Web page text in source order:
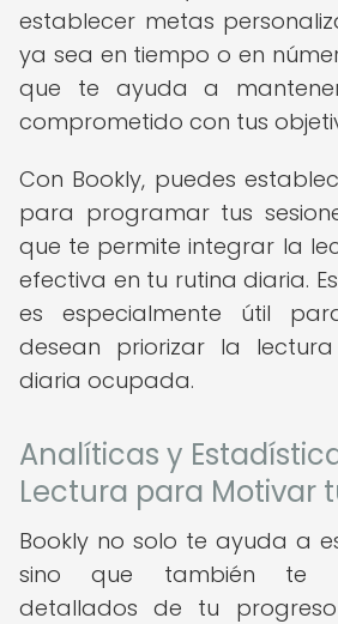
establecer metas
ya sea en tiempo o en
que te ayuda a
comprometido con tus
Con Bookly, puedes
para programar tus
que te permite integrar la
efectiva en tu rutina diaria.
es especialmente útil
desean priorizar la
diaria ocupada.
Analíticas y
Lectura para Motivar
Bookly no solo te ayuda a
sino que también te
detallados de tu